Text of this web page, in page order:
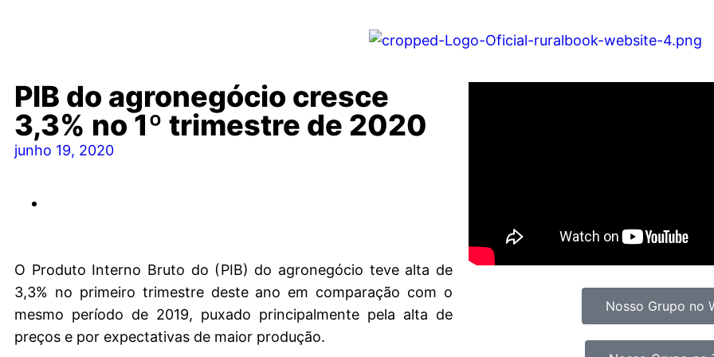
PIB do agronegócio cresce
3,3% no 1º trimestre de 2020
junho 19, 2020
O Produto Interno Bruto do (PIB) do agronegócio teve alta de
3,3% no primeiro trimestre deste ano em comparação com o
mesmo período de 2019, puxado principalmente pela alta de
preços e por expectativas de maior produção.
Nosso Grupo no